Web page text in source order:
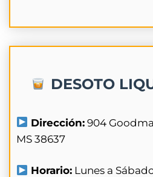
DESOTO
Dirección: 904
MS 38637
Horario: Lunes a